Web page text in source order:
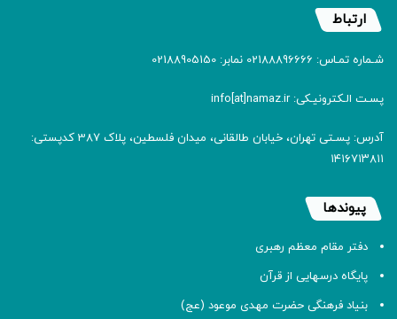
ارتباط
شـماره تمـاس: 02188896666 نمابر: 02188905150
پسـت الـکترونیـکی: info[at]namaz.ir
آدرس: پسـتی تهران، خیابان طالقانی، میدان فلسطین، پلاک 387 کدپستی:
۱۴۱۶۷۱۳۸۱۱
پیوندها
دفتر مقام معظم رهبری
پایگاه درسهایی از قرآن
بنیاد فرهنگی حضرت مهدی موعود (عج)